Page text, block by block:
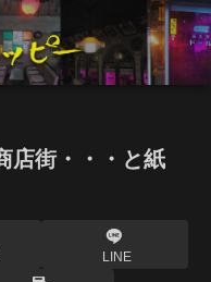
店街・・・と紙
LINE